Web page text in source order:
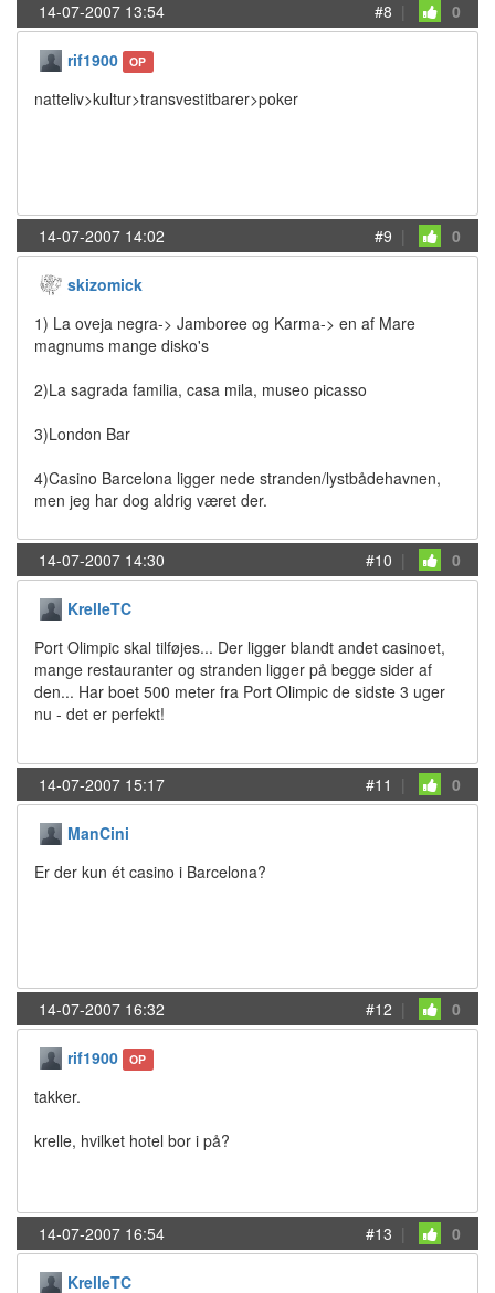
14-07-2007 13:54 #8 | 0
rif1900 OP
natteliv>kultur>transvestitbarer>poker
14-07-2007 14:02 #9 | 0
skizomick
1) La oveja negra-> Jamboree og Karma-> en af Mare
magnums mange disko's
2)La sagrada familia, casa mila, museo picasso
3)London Bar
4)Casino Barcelona ligger nede stranden/lystbådehavnen,
men jeg har dog aldrig været der.
14-07-2007 14:30 #10 | 0
KrelleTC
Port Olimpic skal tilføjes... Der ligger blandt andet casinoet,
mange restauranter og stranden ligger på begge sider af
den... Har boet 500 meter fra Port Olimpic de sidste 3 uger
nu - det er perfekt!
14-07-2007 15:17 #11 | 0
ManCini
Er der kun ét casino i Barcelona?
14-07-2007 16:32 #12 | 0
rif1900 OP
takker.
krelle, hvilket hotel bor i på?
14-07-2007 16:54 #13 | 0
KrelleTC